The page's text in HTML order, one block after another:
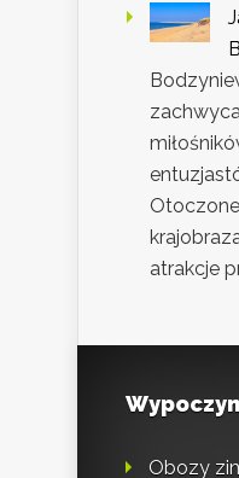
atrakcje
Obozy